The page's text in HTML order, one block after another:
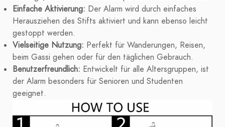
Einfache Aktivierung: Der Alarm wird durch einfaches
Herausziehen des Stifts aktiviert und kann ebenso leicht
gestoppt werden.
Vielseitige Nutzung: Perfekt für Wanderungen, Reisen,
beim Gassi gehen oder für den täglichen Gebrauch.
Benutzerfreundlich: Entwickelt für alle Altersgruppen, ist
der Alarm besonders für Senioren und Studenten
geeignet.